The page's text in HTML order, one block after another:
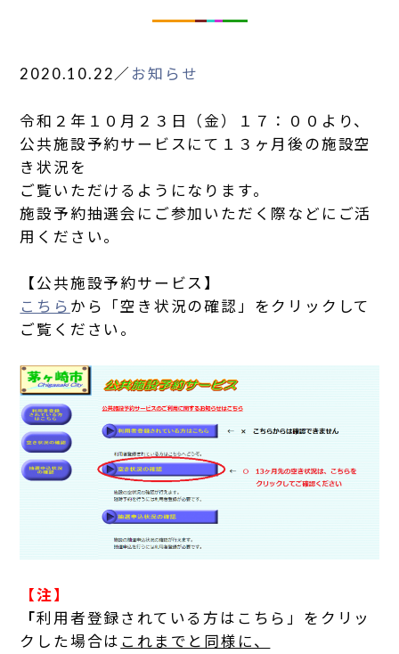
2020.10.22／ お知らせ
令和２年１０月２３日（金）１７：００より、
公共施設予約サービスにて１３ヶ月後の施設空
き状況を
ご覧いただけるようになります。
施設予約抽選会にご参加いただく際などにご活
用ください。
【公共施設予約サービス】
こちら から「空き状況の確認」をクリックして
ご覧ください。
【注】
「利用者登録されている方はこちら」をクリッ
クした場合は これまでと同様に、